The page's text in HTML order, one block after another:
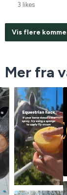
3 likes
Vis flere
Mer fra